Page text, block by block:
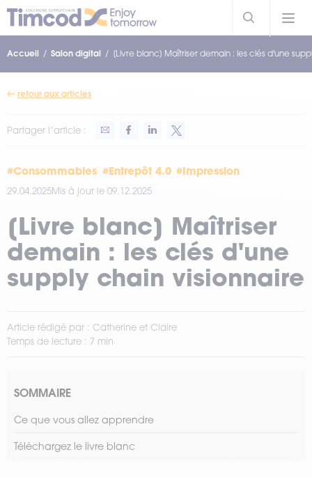
Accueil Salon digital [Livre blanc] Maîtriser demain : les clés d'une
retour aux articles
Partager l’article :
#Consommables #Entrepôt 4.0 #Impression
29.04.2025Mis à jour le 09.12.2025
[Livre blanc] Maîtriser
demain : les clés d'une
supply chain visionnaire
Article rédigé par : Catherine et Claire
Temps de lecture : 7 min
SOMMAIRE
Ce que vous allez apprendre
Téléchargez le livre blanc